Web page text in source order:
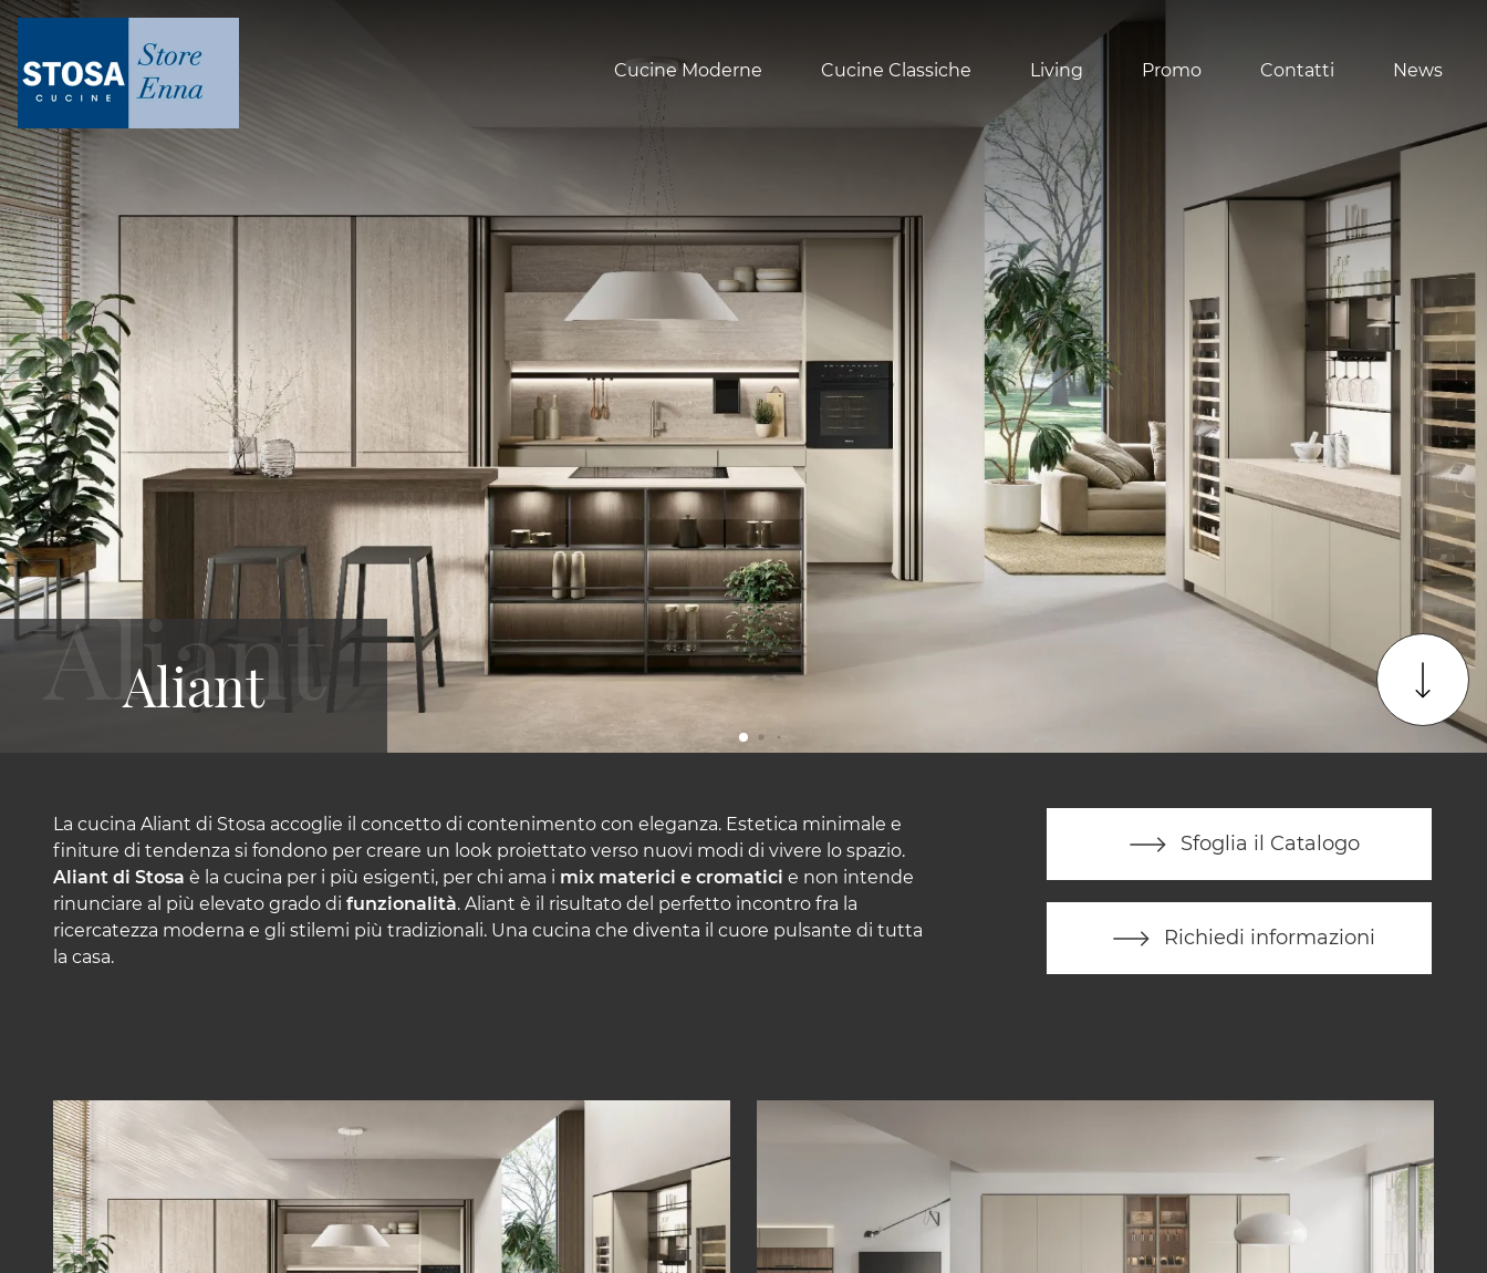
Cucine Moderne Cucine Classiche Living Promo Contatti News
Aliant
La cucina Aliant di Stosa accoglie il concetto di contenimento con eleganza. Estetica minimale e
finiture di tendenza si fondono per creare un look proiettato verso nuovi modi di vivere lo spazio.
Aliant di Stosa è la cucina per i più esigenti, per chi ama i mix materici e cromatici e non intende
rinunciare al più elevato grado di funzionalità. Aliant è il risultato del perfetto incontro fra la
ricercatezza moderna e gli stilemi più tradizionali. Una cucina che diventa il cuore pulsante di tutta
la casa.
Sfoglia il Catalogo
Richiedi informazioni